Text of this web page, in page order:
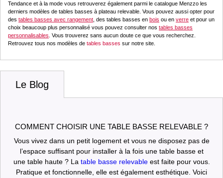
Tendance et à la mode vous retrouverez également parmi le catalogue Menzzo les
derniers modèles de tables basses à plateau relevable. Vous pouvez aussi opter pour
des tables basses avec rangement , des tables basses en bois ou en verre et pour un
choix beaucoup plus personnalisé vous pouvez consulter nos tables basses
personnalisables . Vous trouverez sans aucun doute ce que vous recherchez.
Retrouvez tous nos modèles de tables basses sur notre site.
Le Blog
COMMENT CHOISIR UNE TABLE BASSE RELEVABLE ?
Vous vivez dans un petit logement et vous ne disposez pas de
l’espace suffisant pour installer à la fois une table basse et
une table haute ? La table basse relevableest faite pour vous.
Pratique et fonctionnelle, elle est également esthétique. Voici